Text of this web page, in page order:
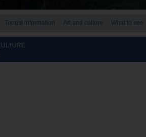
Tourist information Art and culture What to see